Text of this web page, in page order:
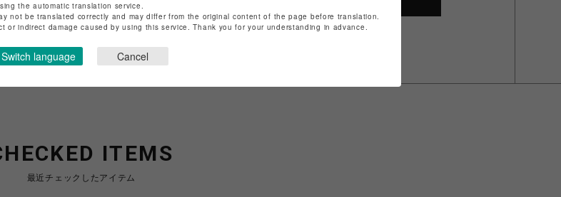
令に基づく表記はこちら
せはこちら
ITEMS
最近チェックしたアイテム
the automatic translation service.
not be translated correctly and may differ from the original content of the page before translation.
indirect damage caused by using this service. Thank you for your understanding in advance.
Switch language Cancel